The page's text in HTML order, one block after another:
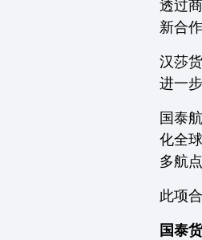
透过
新合
汉莎
进一
国泰
化全
多航
此项
国泰